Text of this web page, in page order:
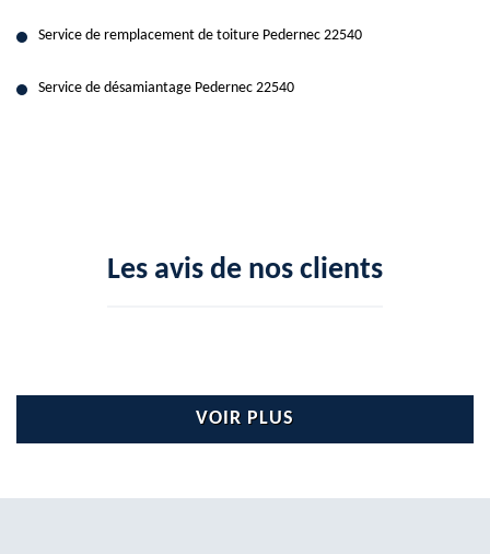
Service de remplacement de toiture Pedernec 22540
Service de désamiantage Pedernec 22540
Les avis de nos clients
VOIR PLUS